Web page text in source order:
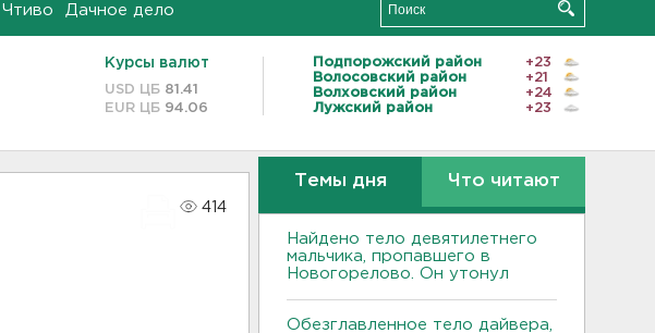
Чтиво Дачное дело
Курсы валют
USD ЦБ 81.41
EUR ЦБ 94.06
Подпорожский район
+23
Волосовский район
+21
Волховский район
+24
Лужский район
+23
414
Темы дня Что читают
Найдено тело девятилетнего
мальчика, пропавшего в
Новогорелово. Он утонул
Обезглавленное тело дайвера,